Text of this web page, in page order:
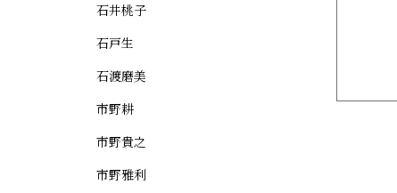
石井桃子
石戸生
石渡磨美
市野耕
市野貴之
市野雅利